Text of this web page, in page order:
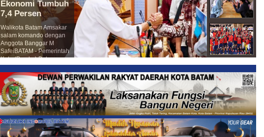
Ekonomi Tumbuh
7,4 Persen
Walikota Batam Amsakar
salam komando dengan
Anggota Banggar M
SafeiBATAM - Pemerintah
Kota (Pemko) Batam
mengajukan Rancangan
Perubahan Kebijakan
Umu...